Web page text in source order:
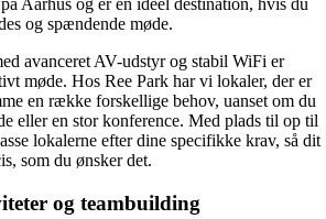
Aarhus og er en ideel destination, hvis du
og spændende møde.
avanceret AV-udstyr og stabil WiFi er
møde. Hos Ree Park har vi lokaler, der er
en række forskellige behov, uanset om du
eller en stor konference. Med plads til op til
lokalerne efter dine specifikke krav, så dit
som du ønsker det.
og teambuilding